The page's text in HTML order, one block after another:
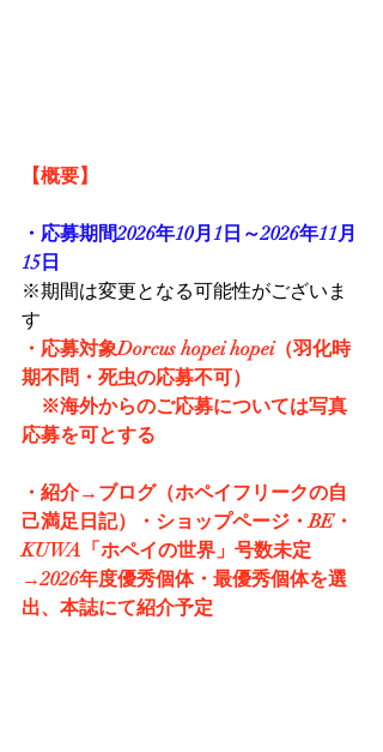
【概要】
・応募期間2026年10月1日～2026年11月
15日
※期間は変更となる可能性がございま
す
・応募対象Dorcus hopei hopei（羽化時
期不問・死虫の応募不可）
※海外からのご応募については写真
応募を可とする
・紹介→ブログ（ホペイフリークの自
己満足日記）・ショップページ・BE・
KUWA「ホペイの世界」号数未定
→2026年度優秀個体・最優秀個体を選
出、本誌にて紹介予定